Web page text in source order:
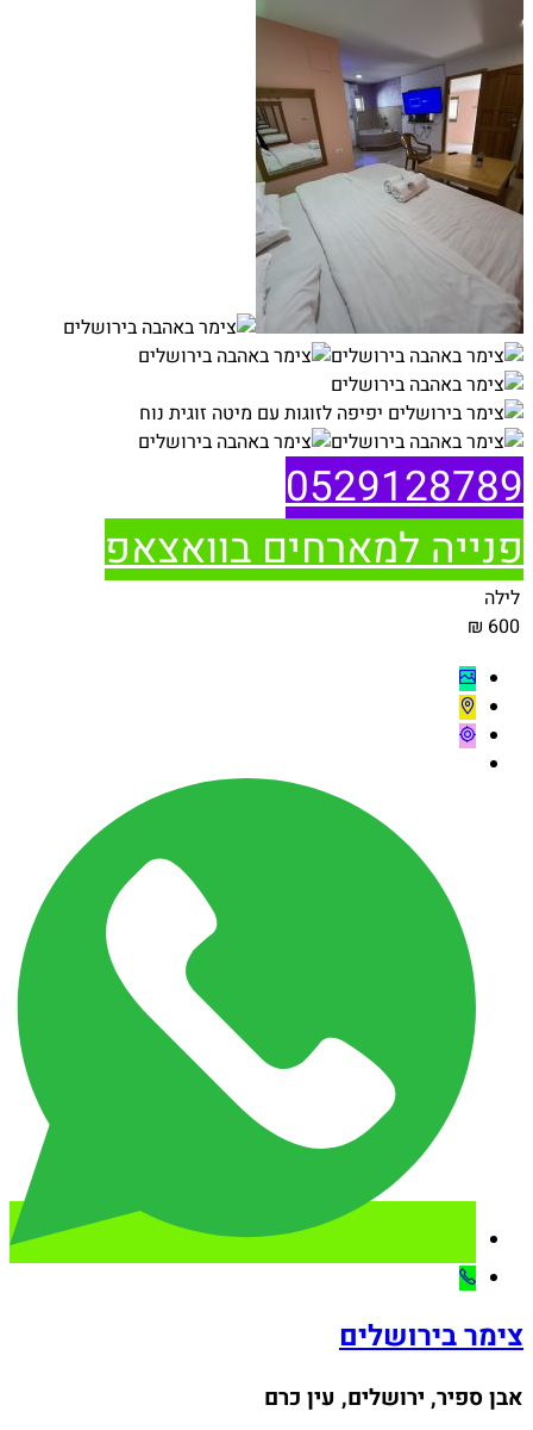
0529128789
פנייה למארחים בוואצאפ
לילה
600 ₪
צימר בירושלים
אבן ספיר, ירושלים, עין כרם